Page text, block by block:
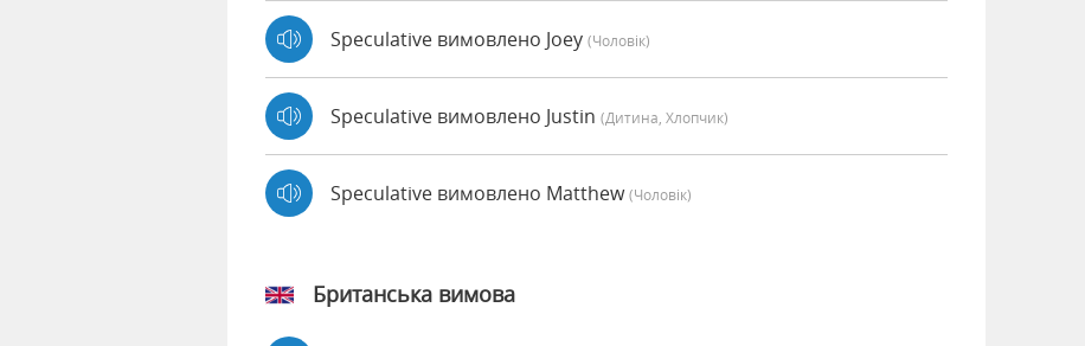
Speculative вимовлено Joey (чоловік)
Speculative вимовлено Justin (дитина, Хлопчик)
Speculative вимовлено Matthew(чоловік)
Британська вимова